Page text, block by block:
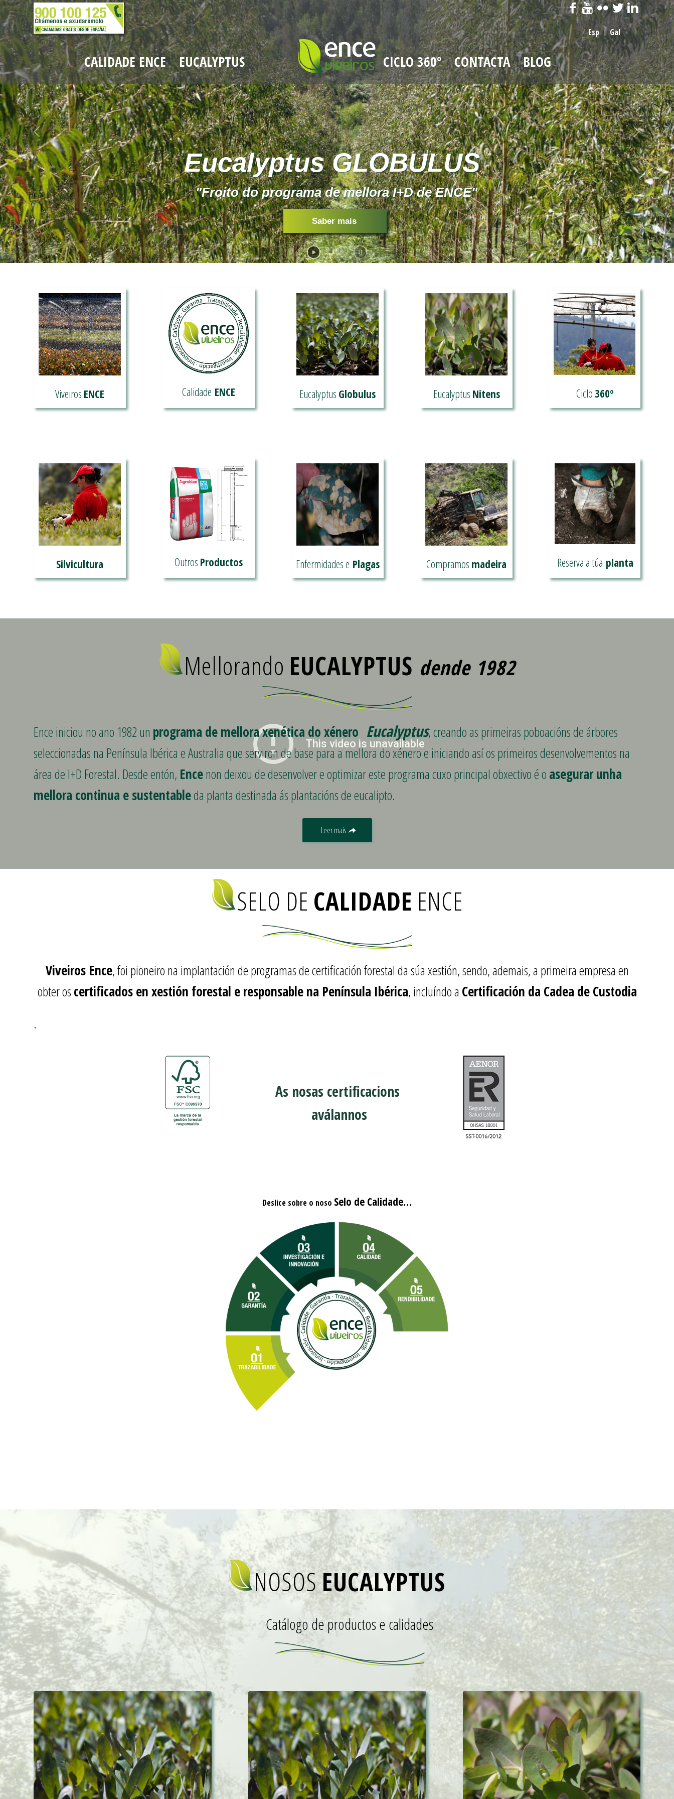
Esp Gal
CALIDADE ENCE EUCALYPTUS CICLO 360º CONTACTA BLOG
Mellorando Eucalyptus
Viveiros ENCE
Coñece mais do noso
Calidade ENCE
Coñece mais sobre os
Eucalyptus Globulus
Coñece mais sobre os
Eucalyptus Nitens
Confía no noso ciclo
Ciclo 360º
Recomendacions de
Silvicultura
O mellor para os nosos
Outros Productos
Estratexia de control de
Enfermidades e Plagas Compramos madeira
A túa planta aínda mais
Reserva a túa planta
Mellorando EUCALYPTUS dende 1982
Ence iniciou no ano 1982 un programa de mellora xenética do xénero Eucalyptus, creando as primeiras poboacións de árbores
seleccionadas na Península Ibérica e Australia que serviron de base para a mellora do xénero e iniciando así os primeiros desenvolvementos na
área de I+D Forestal. Desde entón, Encenon deixou de desenvolver e optimizar este programa cuxo principal obxectivo é oasegurar unha
mellora continua e sustentableda planta destinada ás plantacións de eucalipto.
Leer mais
SELO DE CALIDADE ENCE
Viveiros Ence, foi pioneiro na implantación de programas de certificación forestal da súa xestión, sendo, ademais, a primeira empresa en
obter oscertificados en xestión forestal e responsable na Península Ibérica, incluíndo a Certificación da Cadea de Custodia
.
As nosas certificacions
aválannos
Deslice sobre o noso Selo de Calidade…
NOSOSEUCALYPTUS
Catálogo de productos e calidades